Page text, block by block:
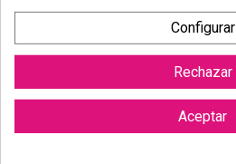
Configurar
Rechazar
Aceptar